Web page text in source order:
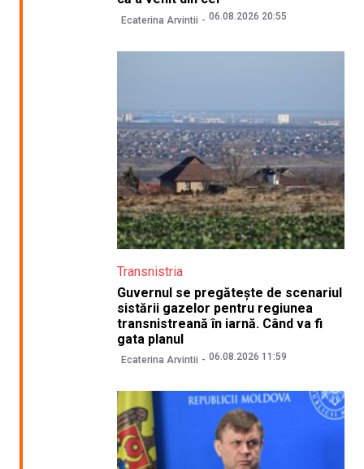
Ecaterina Arvintii 06.08.2026 20:55
Transnistria
Guvernul se pregătește de scenariul
sistării gazelor pentru regiunea
transnistreană în iarnă. Când va fi
gata planul
Ecaterina Arvintii 06.08.2026 11:59